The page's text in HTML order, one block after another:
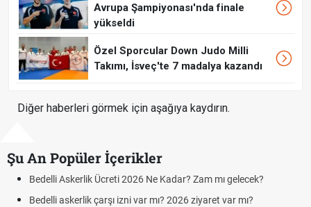
Avrupa Şampiyonası'nda finale
yükseldi
Özel Sporcular Down Judo Milli
Takımı, İsveç'te 7 madalya kazandı
Diğer haberleri görmek için aşağıya kaydırın.
Şu An Popüler İçerikler
Ücreti 2026 Ne Kadar? Zam mı gelecek?
çarşı izni var mı? 2026 ziyaret var mı?